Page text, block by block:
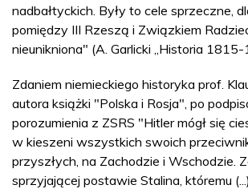
nadbałtyckich. Były to cele sprzeczne,
pomiędzy III Rzeszą i Związkiem
nieunikniona" (A. Garlicki „Historia 1815-
Zdaniem niemieckiego historyka prof.
autora książki "Polska i Rosja", po
porozumienia z ZSRS "Hitler mógł się
w kieszeni wszystkich swoich
przyszłych, na Zachodzie i Wschodzie.
sprzyjającej postawie Stalina, któremu